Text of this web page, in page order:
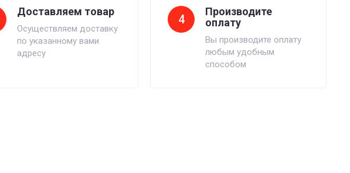
Доставляем товар
Осуществляем доставку
по указанному вами
адресу
4
Производите
оплату
Вы производите оплату
любым удобным
способом